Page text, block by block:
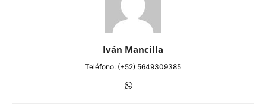
Iván Mancilla
Teléfono: (+52) 5649309385